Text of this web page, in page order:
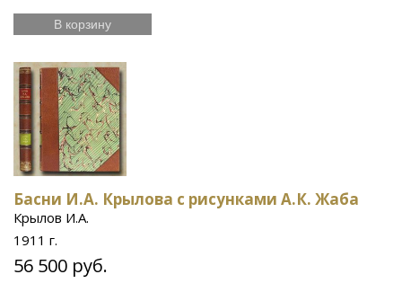
В корзину
Басни И.А. Крылова с рисунками А.К. Жаба
Крылов И.А.
1911 г.
56 500 руб.